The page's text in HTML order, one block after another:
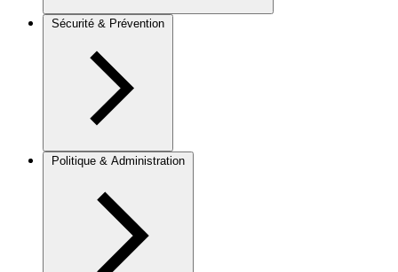
Sécurité & Prévention
Politique & Administration